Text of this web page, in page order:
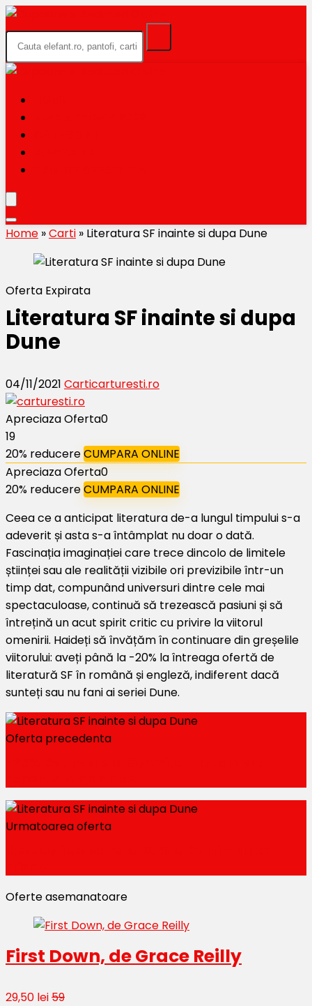
Home »Carti » Literatura SF inainte si dupa Dune
Oferta Expirata
Literatura SF inainte si dupa
Dune
04/11/2021 Carticarturesti.ro
Apreciaza Oferta0
19
20% reducereCUMPARA ONLINE
Apreciaza Oferta0
20% reducereCUMPARA ONLINE
Ceea ce a anticipat literatura de-a lungul timpului s-a
adeverit și asta s-a întâmplat nu doar o dată.
Fascinația imaginației care trece dincolo de limitele
științei sau ale realității vizibile ori previzibile într-un
timp dat, compunând universuri dintre cele mai
spectaculoase, continuă să trezească pasiuni și să
întrețină un acut spirit critic cu privire la viitorul
omenirii. Haideți să învățăm în continuare din greșelile
viitorului: aveți până la -20% la întreaga ofertă de
literatură SF în română și engleză, indiferent dacă
sunteți sau nu fani ai seriei Dune.
Oferta precedenta
Urmatoarea oferta
Oferte asemanatoare
First Down, de Grace Reilly
29,50 lei59